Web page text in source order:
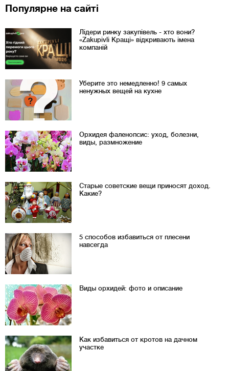
Популярне на сайті
Лідери ринку закупівель - хто вони?
«Zakupivli Кращі» відкривають імена
компаній
Уберите это немедленно! 9 самых
ненужных вещей на кухне
Орхидея фаленопсис: уход, болезни,
виды, размножение
Старые советские вещи приносят доход.
Какие?
5 способов избавиться от плесени
навсегда
Виды орхидей: фото и описание
Как избавиться от кротов на дачном
участке